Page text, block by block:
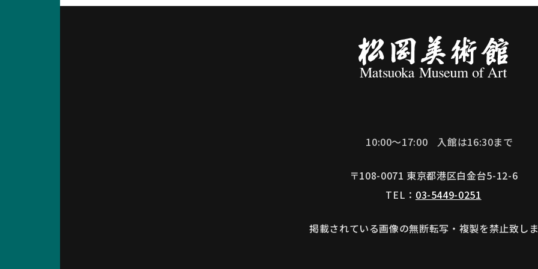
10:00～17:00 入館は16:30まで
〒108-0071 東京都港区白金台5-12-6
TEL： 03-5449-0251
掲載されている画像の無断転写・複製を禁止致し